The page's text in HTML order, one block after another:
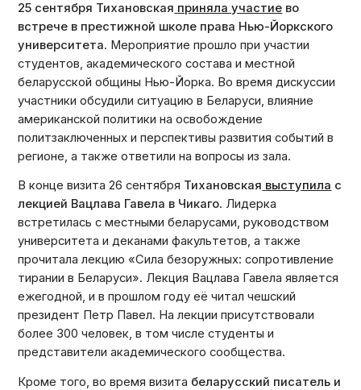
25 сентября Тихановская приняла участие во
встрече в престижной школе права Нью-Йоркского
университета. Мероприятие прошло при участии
студентов, академического состава и местной
беларусской общины Нью-Йорка. Во время дискуссии
участники обсудили ситуацию в Беларуси, влияние
американской политики на освобождение
политзаключенных и перспективы развития событий в
регионе, а также ответили на вопросы из зала.
В конце визита 26 сентября Тихановская выступила с
лекцией Вацлава Гавела в Чикаго. Лидерка
встретилась с местными беларусами, руководством
университета и деканами факультетов, а также
прочитала лекцию «Сила безоружных: сопротивление
тирании в Беларуси». Лекция Вацлава Гавела является
ежегодной, и в прошлом году её читал чешский
президент Петр Павел. На лекции присутствовали
более 300 человек, в том числе студенты и
представители академического сообщества.
Кроме того, во время визита беларусский писатель и